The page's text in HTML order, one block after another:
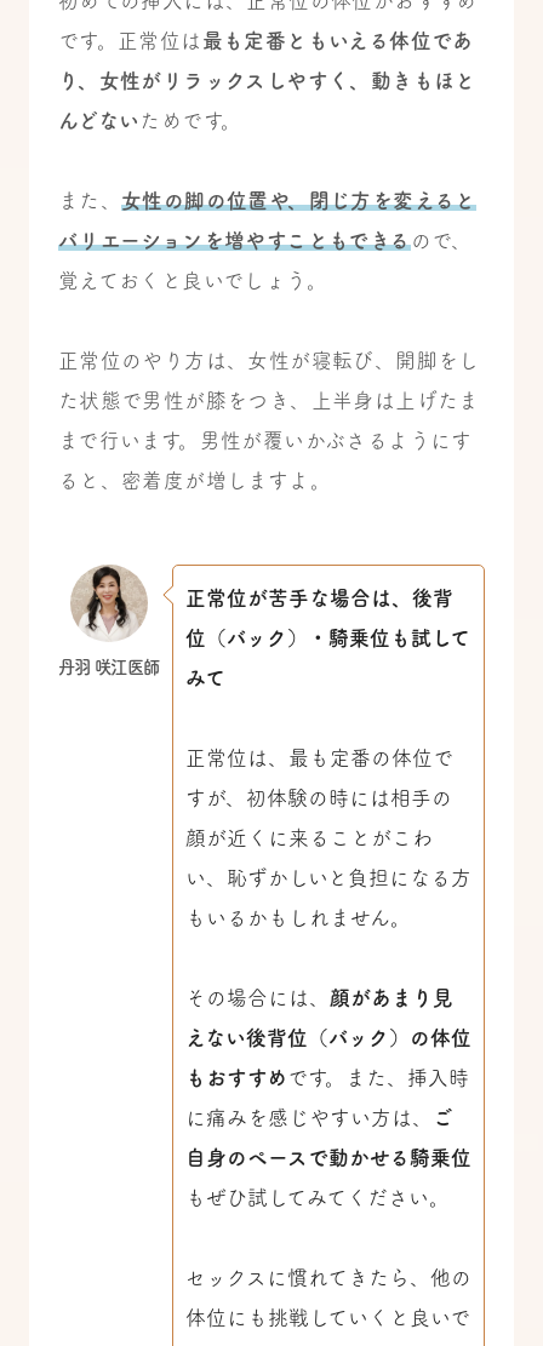
です。正常位は 最も定番ともいえる体位であ
り、女性がリラックスしやすく、動きもほと
んどない ためです。
また、 女性の脚の位置や、閉じ方を変えると
バリエーションを増やすこともできるので、
覚えておくと良いでしょう。
正常位のやり方は、女性が寝転び、開脚をし
た状態で男性が膝をつき、上半身は上げたま
まで行います。男性が覆いかぶさるようにす
ると、密着度が増しますよ。
丹羽 咲江医師
正常位が苦手な場合は、後背
位（バック）・騎乗位も試して
みて
正常位は、最も定番の体位で
すが、初体験の時には相手の
顔が近くに来ることがこわ
い、恥ずかしいと負担になる方
もいるかもしれません。
その場合には、 顔があまり見
えない後背位（バック）の体位
もおすすめ です。また、挿入時
に痛みを感じやすい方は、
ご
自身のペースで動かせる騎乗位
もぜひ試してみてください。
セックスに慣れてきたら、他の
体位にも挑戦していくと良いで